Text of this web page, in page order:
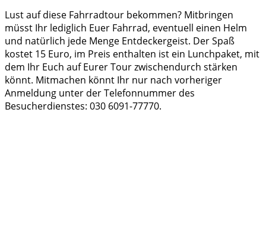
Lust auf diese Fahrradtour bekommen? Mitbringen
müsst Ihr lediglich Euer Fahrrad, eventuell einen Helm
und natürlich jede Menge Entdeckergeist. Der Spaß
kostet 15 Euro, im Preis enthalten ist ein Lunchpaket, mit
dem Ihr Euch auf Eurer Tour zwischendurch stärken
könnt. Mitmachen könnt Ihr nur nach vorheriger
Anmeldung unter der Telefonnummer des
Besucherdienstes: 030 6091-77770.